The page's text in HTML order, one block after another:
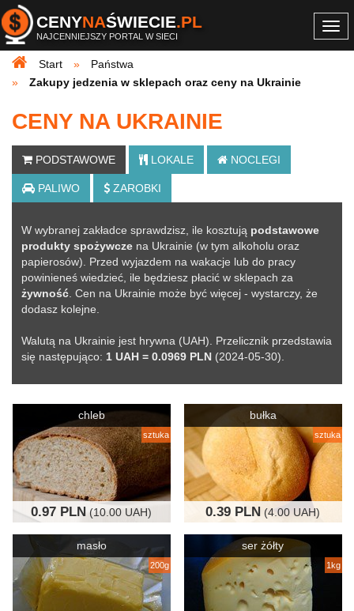
CENYNAŚWIECIE.PL
NAJCENNIEJSZY PORTAL W SIECI
Start
Państwa
Zakupy jedzenia w sklepach oraz ceny na Ukrainie
CENY NA UKRAINIE
PODSTAWOWE LOKALE NOCLEGI
PALIWO ZAROBKI
W wybranej zakładce sprawdzisz, ile kosztują podstawowe
produkty spożywcze na Ukrainie (w tym alkoholu oraz
papierosów). Przed wyjazdem na wakacje lub do pracy
powinieneś wiedzieć, ile będziesz płacić w sklepach za
żywność . Cen na Ukrainie może być więcej - wystarczy, że
dodasz kolejne
Walutą na Ukrainie jest hrywna (UAH). Przelicznik przedstawia
się następująco: 1 UAH = 0.0969 PLN (2024-05-30).
chleb
sztuka
0.97 PLN (10.00 UAH)
bułka
sztuka
0.39 PLN (4.00 UAH)
masło
200g
ser żółty
1kg